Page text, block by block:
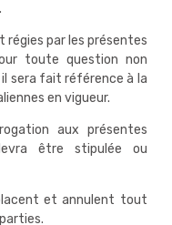
par les présentes
toute question non
sera fait référence à la
en vigueur.
aux présentes
être stipulée ou
et annulent tout